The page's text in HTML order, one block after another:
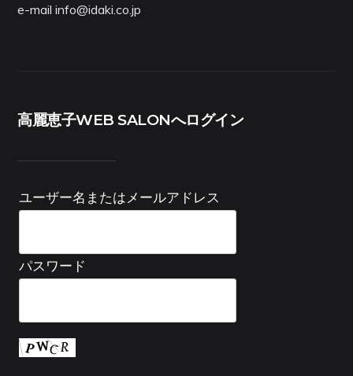
e-mail info@idaki.co.jp
高麗恵子WEB SALONへログイン
ユーザー名またはメールアドレス
パスワード